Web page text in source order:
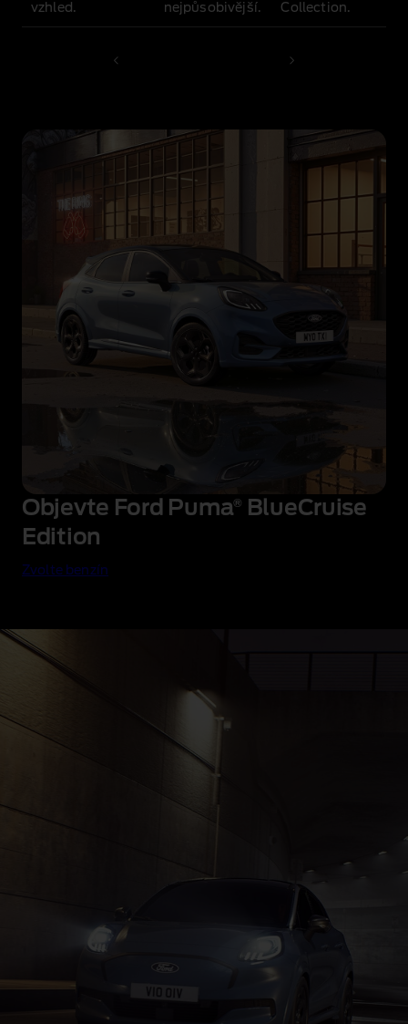
vzhled.
nejpůsobivější.
Collection.
Objevte Ford Puma®
BlueCruise
Edition
Zvolte benzín